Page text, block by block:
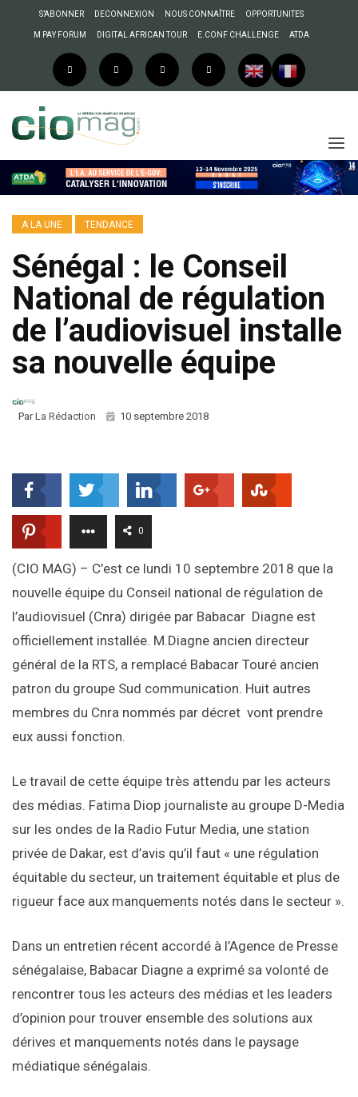
S’ABONNER DECONNEXION NOUS CONNAÎTRE OPPORTUNITES
M PAY FORUM DIGITAL AFRICAN TOUR E.CONF CHALLENGE ATDA
A LA UNE TENDANCE
Sénégal : le Conseil
National de régulation
de l’audiovisuel installe
sa nouvelle équipe
ParLa Rédaction 10 septembre 2018
0
(CIO MAG) – C’est ce lundi 10 septembre 2018 que la
nouvelle équipe du Conseil national de régulation de
l’audiovisuel (Cnra) dirigée par Babacar Diagne est
officiellement installée. M.Diagne ancien directeur
général de la RTS, a remplacé Babacar Touré ancien
patron du groupe Sud communication. Huit autres
membres du Cnra nommés par décret vont prendre
eux aussi fonction.
Le travail de cette équipe très attendu par les acteurs
des médias. Fatima Diop journaliste au groupe D-Media
sur les ondes de la Radio Futur Media, une station
privée de Dakar, est d’avis qu’il faut « une régulation
équitable du secteur, un traitement équitable et plus de
rigueur face aux manquements notés dans le secteur ».
Dans un entretien récent accordé à l’Agence de Presse
sénégalaise, Babacar Diagne a exprimé sa volonté de
rencontrer tous les acteurs des médias et les leaders
d’opinion pour trouver ensemble des solutions aux
dérives et manquements notés dans le paysage
médiatique sénégalais.